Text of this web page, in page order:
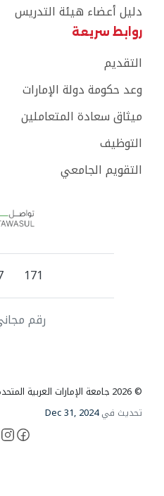
دليل أعضاء هيئة التدريس
روابط سريعة
التقديم
وعد حكومة دولة الإمارات
ميثاق سعادة المتعاملين
التوظيف
التقويم الجامعي
171
رقم
© 2026 جامعة الإمارات العربية المتحدة. جميع الحقوق محفوظة.
تحديث فيDec 31, 2024